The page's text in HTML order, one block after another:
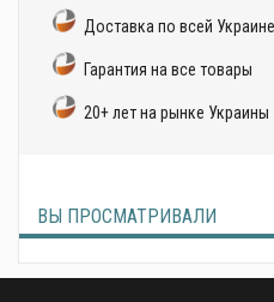
Доставка по всей Украине
Гарантия на все товары
20+ лет на рынке Украины
ВЫ ПРОСМАТРИВАЛИ